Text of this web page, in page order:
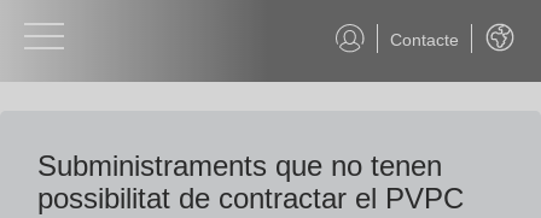
Contacte
Català
Subministraments que no tenen
possibilitat de contractar el PVPC